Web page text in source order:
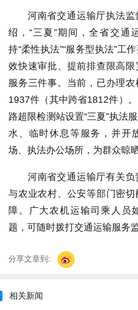
河南省交通运输厅执法
绍，“三夏”期间，全省交通
持“柔性执法”“服务型执法”工
效快速审批、提前排查限高
服务三件事。当前，已办理
1937件（其中跨省1812件）
路超限检测站设置“三夏”执法
水、临时休息等服务，并开
场、执法办公场所，为群众晾
河南省交通运输厅有关
与农业农村、公安等部门密
障。广大农机运输司乘人员
题，可随时拨打交通运输服务
分享文章到:
相关新闻